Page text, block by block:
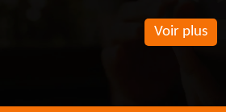
Voir plus